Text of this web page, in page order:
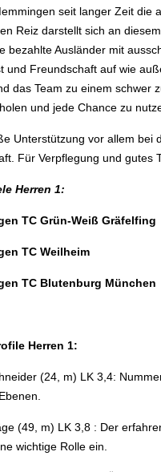
seit langer Zeit die
Reiz darstellt sich an
bezahlte Ausländer mit
und Freundschaft auf wie
das Team zu einem schwer
und jede Chance zu
Unterstützung vor allem bei
Für Verpflegung und gutes
Herren 1:
TC Grün-Weiß Gräfelfing
TC Weilheim
TC Blutenburg München
Herren 1:
(24, m) LK 3,4:
(49, m) LK 3,8 : Der
wichtige Rolle ein.